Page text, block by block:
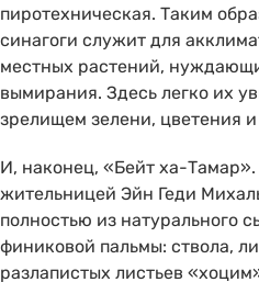
пиротехническая. Таким
синагоги служит для
местных растений,
вымирания. Здесь легко их
зрелищем зелени, цветения и
И, наконец, «Бейт ха-
жительницей Эйн Геди
полностью из натурального
финиковой пальмы: ствола,
разлапистых листьев